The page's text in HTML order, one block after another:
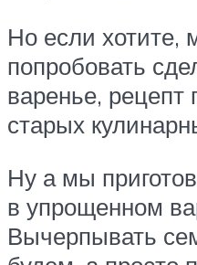
Но если хотите,
попробовать
варенье, рецепт
старых
Ну а мы
в упрощенном
Вычерпывать